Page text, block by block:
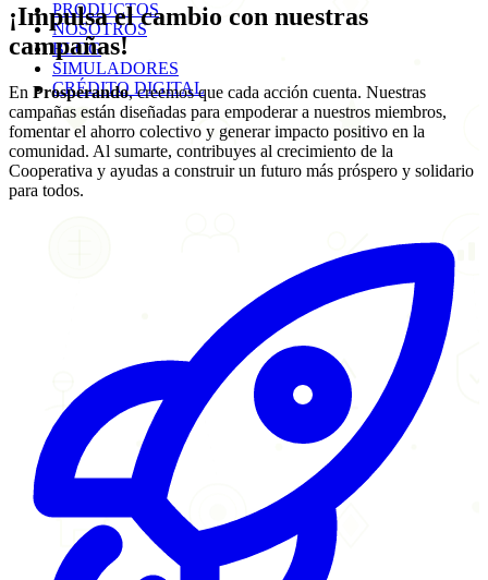
PRODUCTOS
NOSOTROS
BLOG
SIMULADORES
CRÉDITO DIGITAL
¡Impulsa el cambio con nuestras
campañas!
En Prosperando, creemos que cada acción cuenta. Nuestras
campañas están diseñadas para empoderar a nuestros miembros,
fomentar el ahorro colectivo y generar impacto positivo en la
comunidad. Al sumarte, contribuyes al crecimiento de la
Cooperativa y ayudas a construir un futuro más próspero y solidario
para todos.